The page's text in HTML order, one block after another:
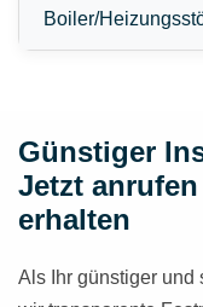
Boiler/
Günstiger
Jetzt
erhalten
Als Ihr günstiger und